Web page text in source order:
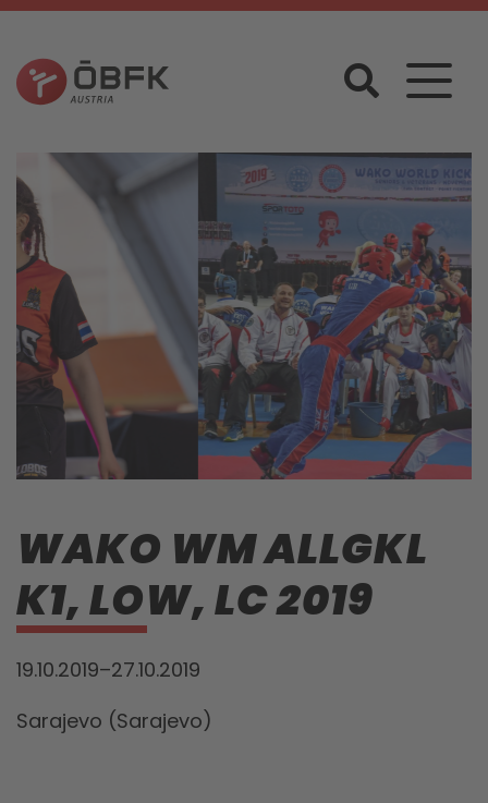
WAKO WM ALLGKL
K1, LOW, LC 2019
19.10.2019–27.10.2019
Sarajevo (Sarajevo)